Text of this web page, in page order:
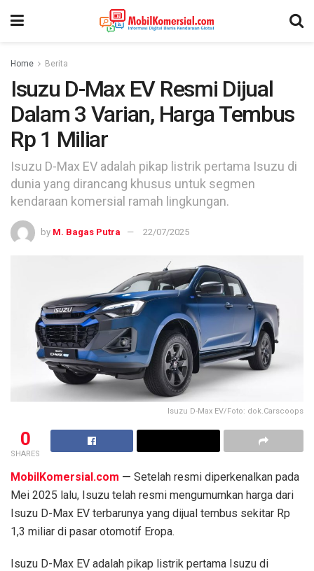
Home Berita
Isuzu D-Max EV Resmi Dijual
Dalam 3 Varian, Harga Tembus
Rp 1 Miliar
Isuzu D-Max EV adalah pikap listrik pertama Isuzu di
dunia yang dirancang khusus untuk segmen
kendaraan komersial ramah lingkungan.
by M. Bagas Putra 22/07/2025
Isuzu D-Max EV/Foto: dok.Carscoops
0
SHARES
MobilKomersial.com — Setelah resmi diperkenalkan pada
Mei 2025 lalu, Isuzu telah resmi mengumumkan harga dari
Isuzu D-Max EV terbarunya yang dijual tembus sekitar Rp
1,3 miliar di pasar otomotif Eropa.
Isuzu D-Max EV adalah pikap listrik pertama Isuzu di